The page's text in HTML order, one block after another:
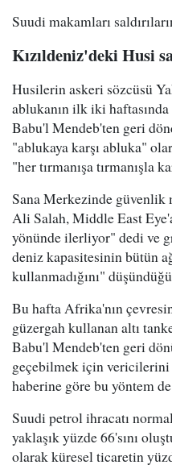
Suudi makamları
Kızıldeniz'deki Husi
Husilerin askeri sözcüsü
ablukanın ilk iki
Babu'l Mendeb'ten geri
"ablukaya karşı abluka"
"her tırmanışa tırmanışla
Sana Merkezinde güvenlik
Ali Salah, Middle East
yönünde ilerliyor" dedi ve
deniz kapasitesinin bütün
kullanmadığını"
Bu hafta Afrika'nın
güzergah kullanan altı
Babu'l Mendeb'ten geri
geçebilmek için
haberine göre bu yöntem
Suudi petrol ihracatı
yaklaşık yüzde 66'sını
olarak küresel ticaretin